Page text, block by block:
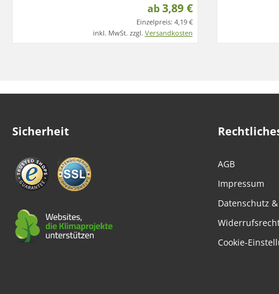
ab3,89 €
Einzelpreis: 4,19 €
inkl. MwSt. zzgl. Versandkosten
Sicherheit
AGB
Impressum
Datenschutz
Cookie-